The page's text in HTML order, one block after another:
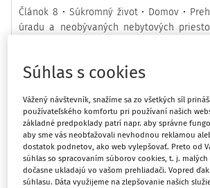
Článok 8 • Súkromný život • Domov •
úradu a neobývaných nebytových
prokurátorom v rámci trestného
dosiahnuť účinný súdny prieskum a
nariadení prehliadky alebo spôsobu
Nedostatočné súdne záruky pred
prehliadku alebo po vykonaní
všeobecnému základu
vnútroštátnom práve • Zásah, ktorý
Súhlas s cookies
Vážený návštevník, snažíme sa zo všetkých síl
používateľského komfortu pri používaní našich
základné predpoklady patrí napr. aby správne
aby sme vás neobťažovali nevhodnou reklamou
dostatok podnetov, ako web vylepšovať. Preto od
súhlas so spracovaním súborov cookies, t. j.
dočasne ukladajú vo vašom prehliadači. Vopred
súhlasu. Dáta využijeme na zlepšovanie našich